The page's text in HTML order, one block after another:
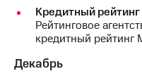
Кредитный рейтинг
Рейтинговое
кредитный рейтинг
Декабрь